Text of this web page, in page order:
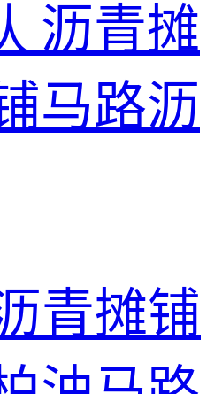
沥青摊
马路沥